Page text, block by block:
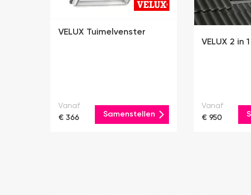
VELUX Tuimelvenster
Vanaf
€ 366
Samenstellen
VELUX 2 in
Vanaf
€ 950